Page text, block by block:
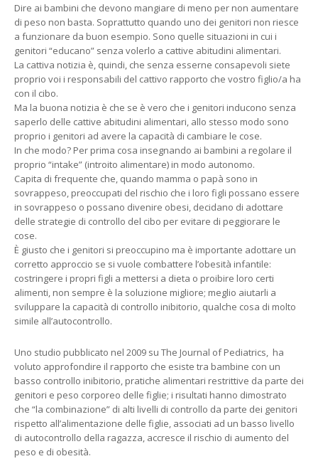
Dire ai bambini che devono mangiare di meno per non aumentare
di peso non basta. Soprattutto quando uno dei genitori non riesce
a funzionare da buon esempio. Sono quelle situazioni in cui i
genitori “educano” senza volerlo a cattive abitudini alimentari.
La cattiva notizia è, quindi, che senza esserne consapevoli siete
proprio voi i responsabili del cattivo rapporto che vostro figlio/a ha
con il cibo.
Ma la buona notizia è che se è vero che i genitori inducono senza
saperlo delle cattive abitudini alimentari, allo stesso modo sono
proprio i genitori ad avere la capacità di cambiare le cose.
In che modo? Per prima cosa insegnando ai bambini a regolare il
proprio “intake” (introito alimentare) in modo autonomo.
Capita di frequente che, quando mamma o papà sono in
sovrappeso, preoccupati del rischio che i loro figli possano essere
in sovrappeso o possano divenire obesi, decidano di adottare
delle strategie di controllo del cibo per evitare di peggiorare le
cose.
È giusto che i genitori si preoccupino ma è importante adottare un
corretto approccio se si vuole combattere l’obesità infantile:
costringere i propri figli a mettersi a dieta o proibire loro certi
alimenti, non sempre è la soluzione migliore; meglio aiutarli a
sviluppare la capacità di controllo inibitorio, qualche cosa di molto
simile all’autocontrollo.
Uno studio pubblicato nel 2009 su The Journal of Pediatrics, ha
voluto approfondire il rapporto che esiste tra bambine con un
basso controllo inibitorio, pratiche alimentari restrittive da parte dei
genitori e peso corporeo delle figlie; i risultati hanno dimostrato
che “la combinazione” di alti livelli di controllo da parte dei genitori
rispetto all’alimentazione delle figlie, associati ad un basso livello
di autocontrollo della ragazza, accresce il rischio di aumento del
peso e di obesità.